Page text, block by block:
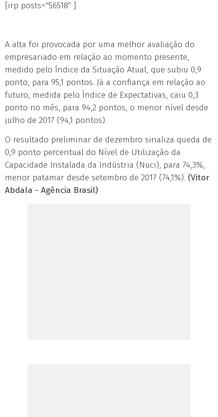
[irp posts="56518" ]
A alta foi provocada por uma melhor avaliação do
empresariado em relação ao momento presente,
medido pelo Índice da Situação Atual, que subiu 0,9
ponto, para 95,1 pontos. Já a confiança em relação ao
futuro, medida pelo Índice de Expectativas, caiu 0,3
ponto no mês, para 94,2 pontos, o menor nível desde
julho de 2017 (94,1 pontos).
O resultado preliminar de dezembro sinaliza queda de
0,9 ponto percentual do Nível de Utilização da
Capacidade Instalada da Indústria (Nuci), para 74,3%,
menor patamar desde setembro de 2017 (74,1%). (Vitor
Abdala - Agência Brasil)